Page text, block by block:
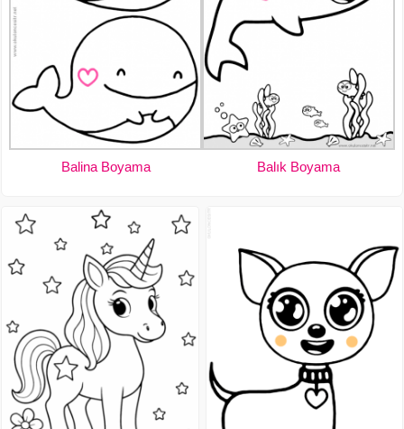
Balina Boyama Balık Boyama